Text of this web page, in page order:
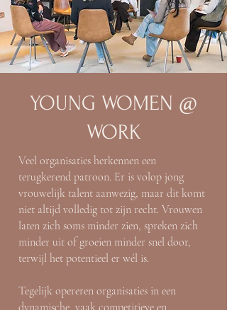
YOUNG WOMEN @
WORK
Veel organisaties herkennen een
terugkerend patroon. Er is volop jong
vrouwelijk talent aanwezig, maar dit komt
niet altijd volledig tot zijn recht. Vrouwen
laten zich soms minder zien, spreken zich
minder uit of groeien minder snel door,
terwijl het potentieel er wél is.
Tegelijk opereren organisaties in een
dynamische, vaak competitieve en